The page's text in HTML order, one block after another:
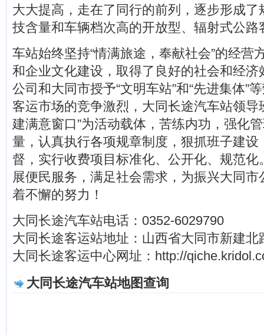
大大提高，走在了同行的前列，逐步形成
技含量和车辆档次高的开放型、辐射式公路
车站始终坚持“情满旅途，奉献社会”的经营
和企业文化建设，取得了良好的社会和经济
公司和大同市授予“文明车站”和“先进集体”
客运市场的竞争激烈，大同长途汽车站领导
建满意窗口”为活动载体，苦练内功，强化
量，认真执行各项规章制度，狠抓班子建设
督，实行收费项目标准化、公开化、规范
展便民服务，满足社会需求，为振兴大同
着不懈的努力！
大同长途汽车站电话：0352-6029790
大同长途客运站地址：山西省大同市新建北
大同长途客运中心网址：http://
大同长途汽车站地图查询